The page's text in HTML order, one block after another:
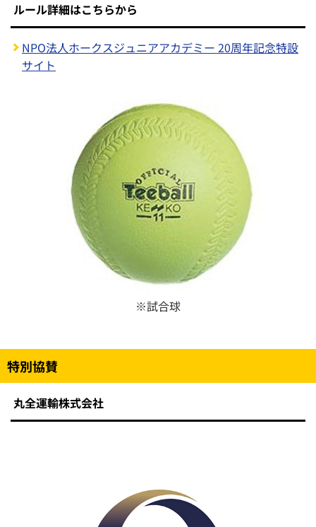
ルール詳細はこちらから
NPO法人ホークスジュニアアカデミー 20周年記念特設
サイト
※試合球
特別協賛
丸全運輸株式会社